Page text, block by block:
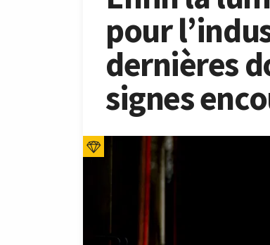
pour
dernières
signes